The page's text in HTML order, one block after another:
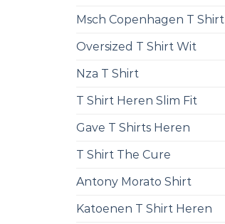
Msch Copenhagen T Shirt
Oversized T Shirt Wit
Nza T Shirt
T Shirt Heren Slim Fit
Gave T Shirts Heren
T Shirt The Cure
Antony Morato Shirt
Katoenen T Shirt Heren